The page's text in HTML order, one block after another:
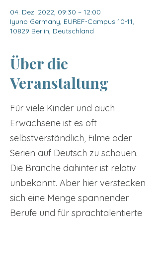
04. Dez. 2022, 09:30 – 12:00
Iyuno Germany, EUREF-Campus 10-11,
10829 Berlin, Deutschland
Über die
Veranstaltung
Für viele Kinder und auch
Erwachsene ist es oft
selbstverständlich, Filme oder
Serien auf Deutsch zu schauen.
Die Branche dahinter ist relativ
unbekannt. Aber hier verstecken
sich eine Menge spannender
Berufe und für sprachtalentierte